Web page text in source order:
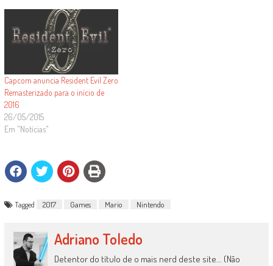
Capcom anuncia Resident Evil Zero
Remasterizado para o início de
2016
26/05/2015
Em "Notícias"
Tagged 2017 Games Mario Nintendo
Adriano Toledo
Detentor do título de o mais nerd deste site... (Não